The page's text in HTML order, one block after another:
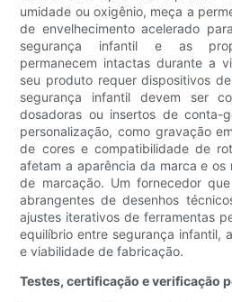
umidade ou oxigênio, meça a
de envelhecimento acelerado
segurança infantil e as
permanecem intactas durante a
seu produto requer dispositivos
segurança infantil devem ser
dosadoras ou insertos de conta-
personalização, como gravação
de cores e compatibilidade de
afetam a aparência da marca e os
de marcação. Um fornecedor
abrangentes de desenhos
ajustes iterativos de ferramentas
equilíbrio entre segurança infantil,
e viabilidade de fabricação.
Testes, certificação e verificação